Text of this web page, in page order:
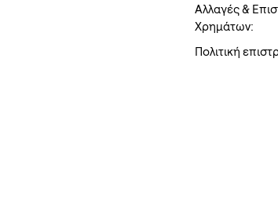
Αλλαγές &
Χρημάτων:
Πολιτική